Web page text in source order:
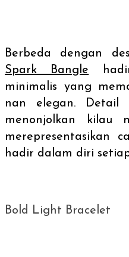
Berbeda dengan
Spark Bangle
minimalis yang
nan elegan. Detail
menonjolkan kilau
merepresentasikan
hadir dalam diri
Bold Light Bracelet